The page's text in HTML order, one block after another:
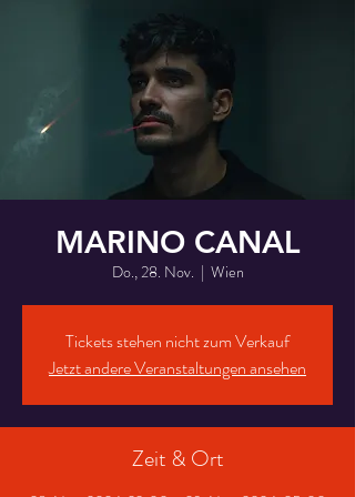
MARINO CANAL
Do., 28. Nov.
  |
Wien
Tickets stehen nicht zum Verkauf
Jetzt andere Veranstaltungen ansehen
Zeit & Ort